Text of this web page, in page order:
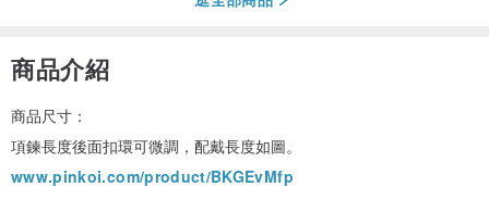
商品介紹
商品尺寸：
項鍊長度後面扣環可微調，配戴長度如圖。
www.pinkoi.com/product/BKGEvMfp